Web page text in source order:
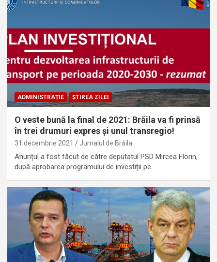
ADMINISTRAȚIE ȘTIREA ZILEI
O veste bună la final de 2021: Brăila va fi prinsă
în trei drumuri expres și unul transregio!
31 decembrie 2021 Jurnalul de Brăila
Anunțul a fost făcut de către deputatul PSD Mircea Florin,
după aprobarea programului de investiții pe…